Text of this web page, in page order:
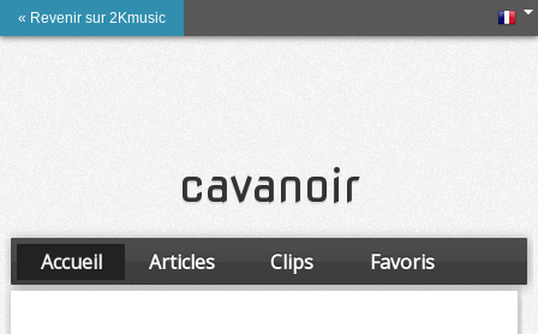
« Revenir sur 2Kmusic
cavanoir
Accueil Articles Clips
Favoris
Amis